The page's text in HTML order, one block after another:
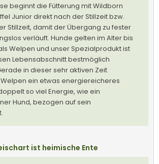
beginnt die Fütterung mit Wildborn
Junior direkt nach der Stillzeit bzw.
Stillzeit, damit der Übergang zu fester
verläuft. Hunde gelten im Alter bis
Welpen und unser Spezialprodukt ist
Lebensabschnitt bestmöglich
in dieser sehr aktiven Zeit
ein etwas energiereicheres
so viel Energie, wie ein
Hund, bezogen auf sein
ist heimische Ente